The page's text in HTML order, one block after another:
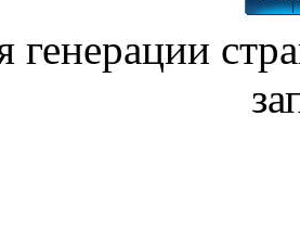
генерации